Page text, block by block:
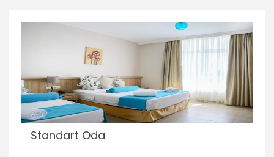
Standart Oda
...